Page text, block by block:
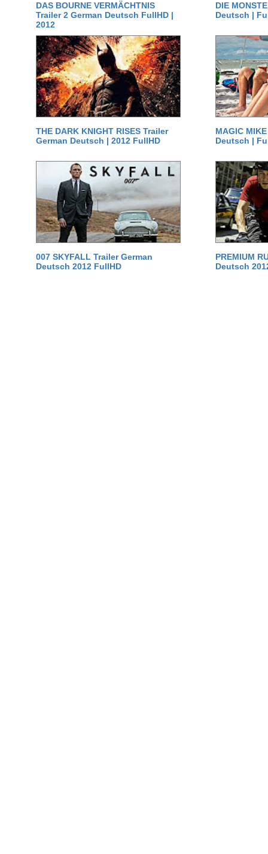
DAS BOURNE VERMÄCHTNIS
Trailer 2 German Deutsch FullHD |
2012
DIE
Deutsch |
THE DARK KNIGHT RISES Trailer
German Deutsch | 2012 FullHD
MAGIC
Deutsch |
007 SKYFALL Trailer German
Deutsch 2012 FullHD
PREMIUM
Deutsch